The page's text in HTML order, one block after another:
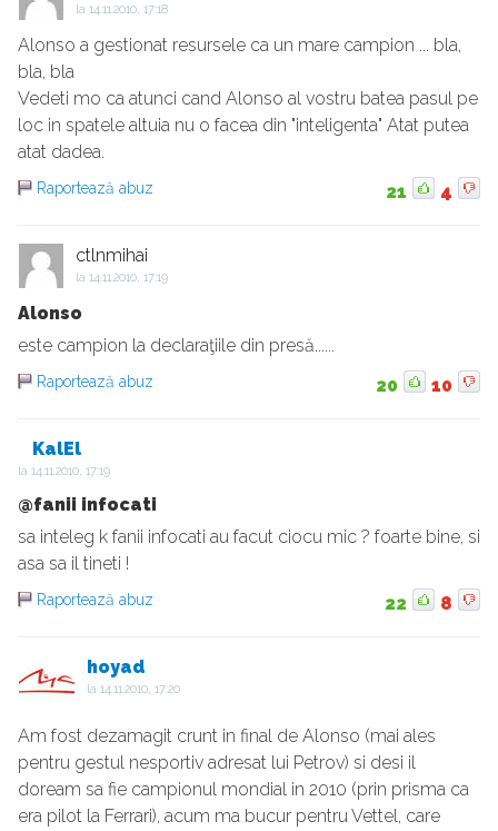
la 14.11.2010, 17:18
Alonso a gestionat resursele ca un mare campion ... bla,
bla, bla
Vedeti mo ca atunci cand Alonso al vostru batea pasul pe
loc in spatele altuia nu o facea din "inteligenta" Atat putea
atat dadea.
Raportează abuz 21 4
ctlnmihai
la 14.11.2010, 17:19
Alonso
este campion la declaraţiile din presă......
Raportează abuz 20 10
KalEl
la 14.11.2010, 17:19
@fanii infocati
sa inteleg k fanii infocati au facut ciocu mic ? foarte bine, si
asa sa il tineti !
Raportează abuz 22 8
hoyad
la 14.11.2010, 17:20
Am fost dezamagit crunt in final de Alonso (mai ales
pentru gestul nesportiv adresat lui Petrov) si desi il
doream sa fie campionul mondial in 2010 (prin prisma ca
era pilot la Ferrari), acum ma bucur pentru Vettel, care